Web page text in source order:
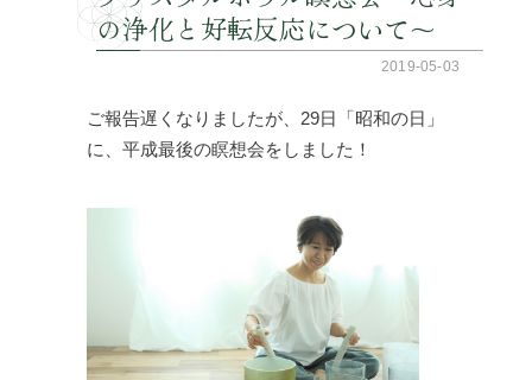
の浄化と好転反応について～
2019-05-03
ご報告遅くなりましたが、 29日「昭和の日」
に、平成最後の瞑想会をしました！